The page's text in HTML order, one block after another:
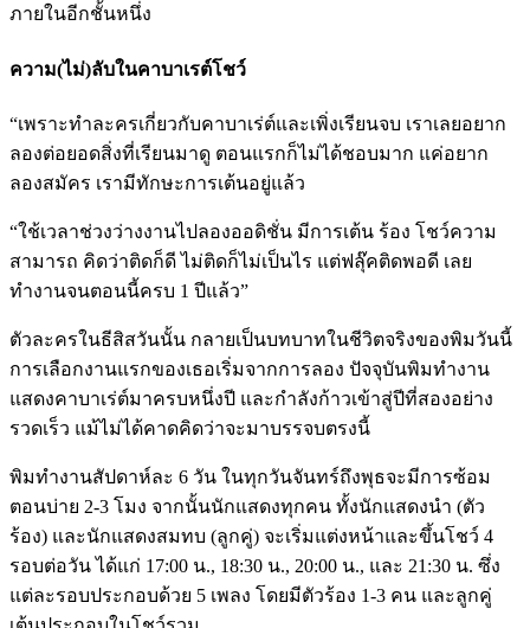
ภายในอีกชั้นหนึ่ง
ความ(ไม่)ลับในคาบาเรต์โชว์
“เพราะทำละครเกี่ยวกับคาบาเร่ต์และเพิ่งเรียนจบ เราเลยอยาก
ลองต่อยอดสิ่งที่เรียนมาดู ตอนแรกก็ไม่ได้ชอบมาก แค่อยาก
ลองสมัคร เรามีทักษะการเต้นอยู่แล้ว
“ใช้เวลาช่วงว่างงานไปลองออดิชั่น มีการเต้น ร้อง โชว์ความ
สามารถ คิดว่าติดก็ดี ไม่ติดก็ไม่เป็นไร แต่ฟลุ๊คติดพอดี เลย
ทำงานจนตอนนี้ครบ 1 ปีแล้ว”
ตัวละครในธีสิสวันนั้น กลายเป็นบทบาทในชีวิตจริงของพิมวันนี้
การเลือกงานแรกของเธอเริ่มจากการลอง ปัจจุบันพิมทำงาน
แสดงคาบาเร่ต์มาครบหนึ่งปี และกำลังก้าวเข้าสู่ปีที่สองอย่าง
รวดเร็ว แม้ไม่ได้คาดคิดว่าจะมาบรรจบตรงนี้
พิมทำงานสัปดาห์ละ 6 วัน ในทุกวันจันทร์ถึงพุธจะมีการซ้อม
ตอนบ่าย 2-3 โมง จากนั้นนักแสดงทุกคน ทั้งนักแสดงนำ (ตัว
ร้อง) และนักแสดงสมทบ (ลูกคู่) จะเริ่มแต่งหน้าและขึ้นโชว์ 4
รอบต่อวัน ได้แก่ 17:00 น., 18:30 น., 20:00 น., และ 21:30 น. ซึ่ง
แต่ละรอบประกอบด้วย 5 เพลง โดยมีตัวร้อง 1-3 คน และลูกคู่